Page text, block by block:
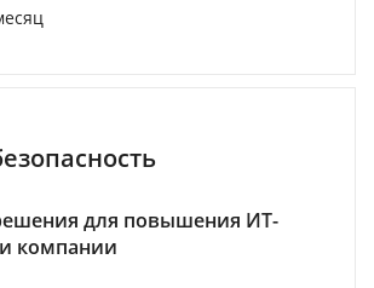
для повышения ИТ-
компании